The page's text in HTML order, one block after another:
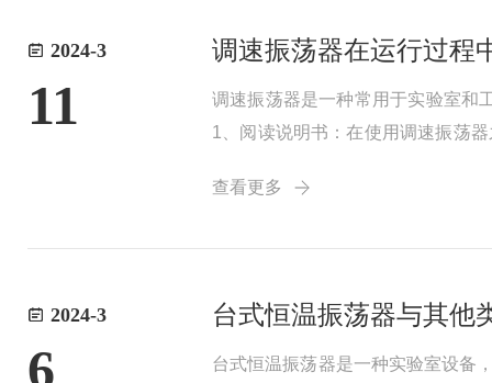
2024-3
11
调速振荡器在运行过程
调速振荡器是一种常用于实验室和
1、阅读说明书：在使用调速振荡
于散热和操作。避免将...
查看更多
2024-3
6
台式恒温振荡器与其他
台式恒温振荡器是一种实验室设备